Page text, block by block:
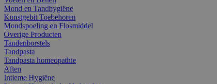
Mond en Tandhygiëne
Kunstgebit Toebehoren
Mondspoeling en Flosmiddel
Overige Producten
Tandenborstels
Tandpasta
Tandpasta homeopathie
Aften
Intieme Hygiëne